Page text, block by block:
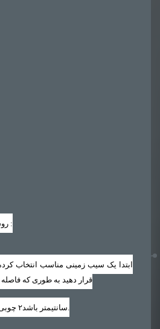
:
قرار دهید به طوری که
۲سانتیمتر باشد